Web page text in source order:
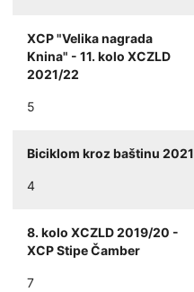
XCP "Velika nagrada
Knina" - 11. kolo XCZLD
2021/22
5
Biciklom kroz baštinu 2021
4
8. kolo XCZLD 2019/20 -
XCP Stipe Čamber
7